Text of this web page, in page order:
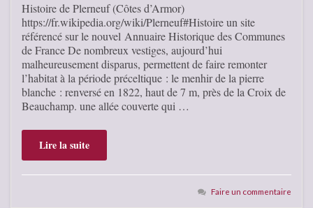
Histoire de Plerneuf (Côtes d’Armor)
https://fr.wikipedia.org/wiki/Plerneuf#Histoire un site
référencé sur le nouvel Annuaire Historique des Communes
de France De nombreux vestiges, aujourd’hui
malheureusement disparus, permettent de faire remonter
l’habitat à la période préceltique : le menhir de la pierre
blanche : renversé en 1822, haut de 7 m, près de la Croix de
Beauchamp. une allée couverte qui …
Lire la suite
Faire un commentaire